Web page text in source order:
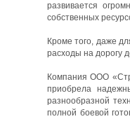
развивается
собственных
Кроме того, даже
расходы на дорогу
Компания ООО
приобрела
разнообразной
полной боевой